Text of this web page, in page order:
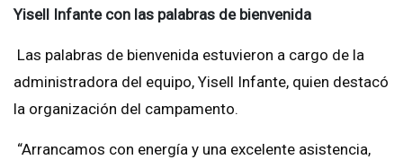
Yisell Infante con las palabras de bienvenida
Las palabras de bienvenida estuvieron a cargo de la
administradora del equipo, Yisell Infante, quien destacó
la organización del campamento.
“Arrancamos con energía y una excelente asistencia,